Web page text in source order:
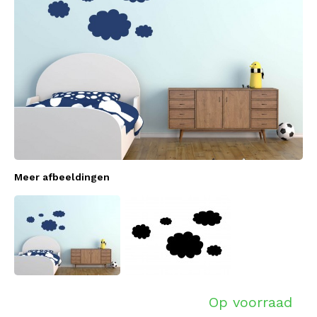
Meer afbeeldingen
Op voorraad